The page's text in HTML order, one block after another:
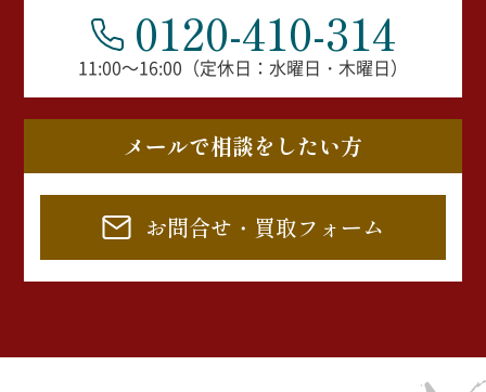
0120-410-314
11:00～16:00（定休日：水曜日・木曜日）
メールで相談をしたい方
お問合せ・買取フォーム